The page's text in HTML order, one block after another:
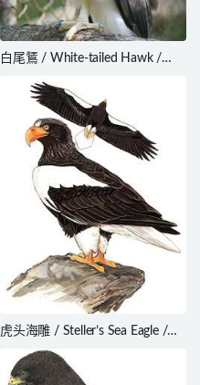
白尾鵟 / White-tailed Hawk /
虎头海雕 / Steller’s Sea Eagle /
Haliaeetus pelagicus